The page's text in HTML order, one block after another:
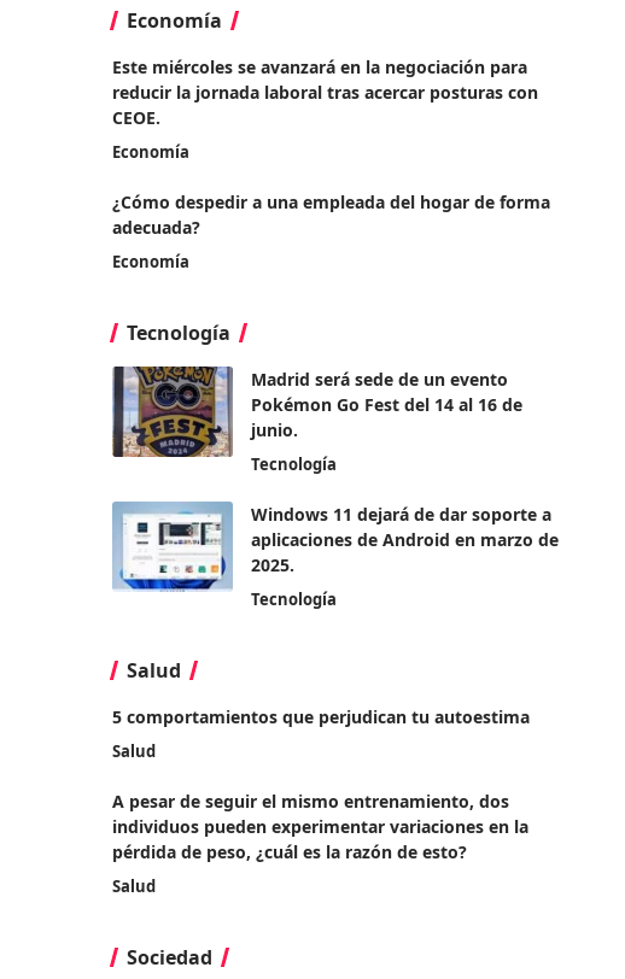
Economía
Este miércoles se avanzará en la negociación para
reducir la jornada laboral tras acercar posturas con
CEOE.
Economía
¿Cómo despedir a una empleada del hogar de forma
adecuada?
Economía
Tecnología
Madrid será sede de un evento
Pokémon Go Fest del 14 al 16 de
junio.
Tecnología
Windows 11 dejará de dar soporte a
aplicaciones de Android en marzo de
2025.
Tecnología
Salud
5 comportamientos que perjudican tu autoestima
Salud
A pesar de seguir el mismo entrenamiento, dos
individuos pueden experimentar variaciones en la
pérdida de peso, ¿cuál es la razón de esto?
Salud
Sociedad